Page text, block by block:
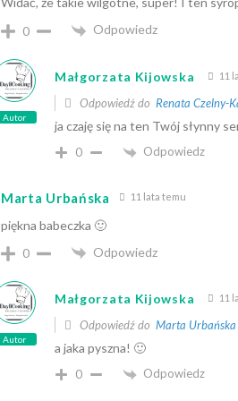
0
Odpowiedz
Autor
Małgorzata Kijowska 11
Odpowiedź do Renata Czelny-
ja czaję się na ten Twój słynny
0 Odpowiedz
Marta Urbańska 11 lata temu
piękna babeczka 🙂
0
Odpowiedz
Autor
Małgorzata Kijowska 11
Odpowiedź do Marta Urbańska
a jaka pyszna! 🙂
0 Odpowiedz